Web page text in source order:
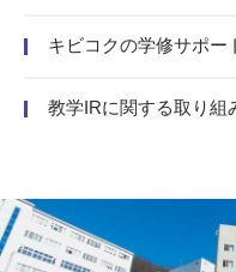
キビコクの学修サポー
教学IRに関する取り組